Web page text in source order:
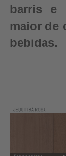
barris e
maior de
bebidas.